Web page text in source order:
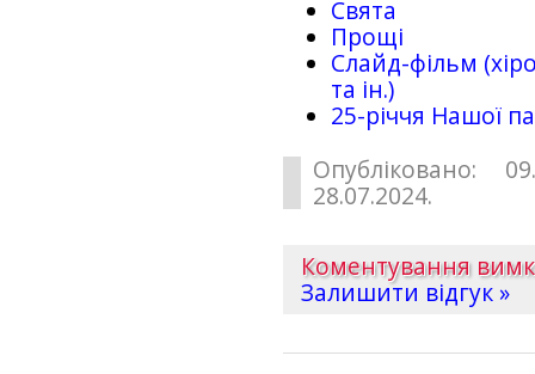
Свята
Прощі
Слайд-фільм
та ін.)
25-рiччя Нашої
Опубліковано:
28.07.2024.
Коментування
Залишити відгук »